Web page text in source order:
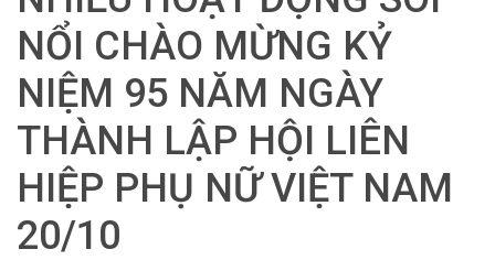
NỔI CHÀO MỪNG KỶ
NIỆM 95 NĂM NGÀY
THÀNH LẬP HỘI LIÊN
HIỆP PHỤ NỮ VIỆT NAM
20/10